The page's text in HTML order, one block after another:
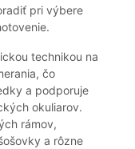
pri výbere
technikou na
čo
a podporuje
okuliarov.
rámov,
a rôzne